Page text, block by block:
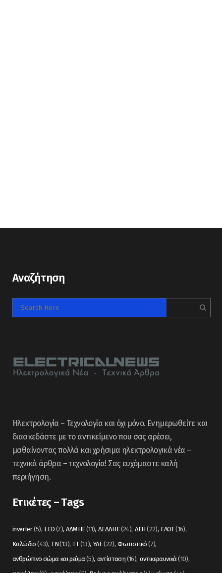
Αναζήτηση
Ηλεκτρολογία – Τεχνολογία και όχι μόνο. Ενημερωθείτε και
διασκεδάστε με το αντικείμενο που σας αρέσει,
μαθαίνοντας πολλά και χρήσιμα ηλεκτρολογικά νέα –
τεχνικά άρθρα – τεχνολογία! Σας ευχόμαστε καλή
περιήγηση.
Ετικέτες – Tags
inverter(5) LED (7) ΑΔΜΗΕ(11) ΔΕΔΔΗΕ(24) ΔΕΗ (22) ΕΛΟΤ(16)
Καλώδιο (43) ΤΝ(13) ΤΤ(13) ΥΔΕ(22) Φωτιστικό (7)
ανθρώπινο σώμα και ρεύμα (5) αντίσταση (16) αντικεραυνικά (10)